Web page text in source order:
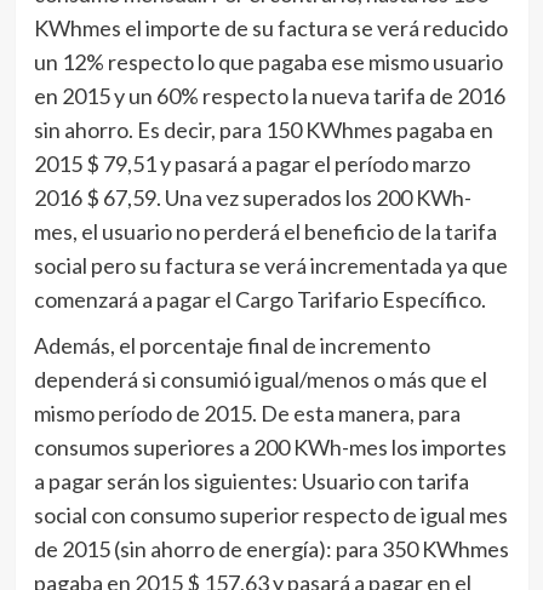
KWhmes el importe de su factura se verá reducido
un 12% respecto lo que pagaba ese mismo usuario
en 2015 y un 60% respecto la nueva tarifa de 2016
sin ahorro. Es decir, para 150 KWhmes pagaba en
2015 $ 79,51 y pasará a pagar el período marzo
2016 $ 67,59. Una vez superados los 200 KWh-
mes, el usuario no perderá el beneficio de la tarifa
social pero su factura se verá incrementada ya que
comenzará a pagar el Cargo Tarifario Específico.
Además, el porcentaje final de incremento
dependerá si consumió igual/menos o más que el
mismo período de 2015. De esta manera, para
consumos superiores a 200 KWh-mes los importes
a pagar serán los siguientes: Usuario con tarifa
social con consumo superior respecto de igual mes
de 2015 (sin ahorro de energía): para 350 KWhmes
pagaba en 2015 $ 157,63 y pasará a pagar en el